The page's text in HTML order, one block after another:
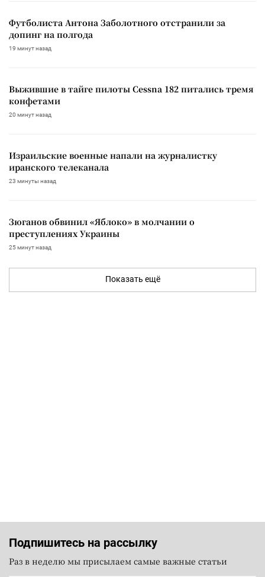
Футболиста Антона Заболотного отстранили за
допинг на полгода
19 минут назад
Выжившие в тайге пилоты Cessna 182 питались тремя
конфетами
20 минут назад
Израильские военные напали на журналистку
иранского телеканала
23 минуты назад
Зюганов обвинил «Яблоко» в молчании о
преступлениях Украины
25 минут назад
Показать ещё
Подпишитесь на рассылку
Раз в неделю мы присылаем самые важные статьи